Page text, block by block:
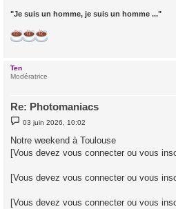
"Je suis un homme, je suis un homme ..."
Ten
Modératrice
Re: Photomaniacs
M
e
s
s
a
03 juin 2026, 10:02
Notre weekend à Toulouse
[Vous devez vous connecter ou vous
[Vous devez vous connecter ou vous
[Vous devez vous connecter ou vous